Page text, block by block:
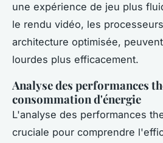
une expérience de jeu plus
le rendu vidéo, les
architecture optimisée,
lourdes plus efficacement.
Analyse des performances
consommation d'énergie
L'analyse des performances
cruciale pour comprendre